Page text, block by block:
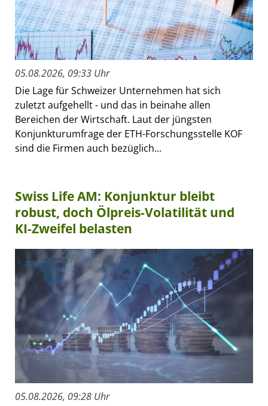
05.08.2026, 09:33 Uhr
Die Lage für Schweizer Unternehmen hat sich
zuletzt aufgehellt - und das in beinahe allen
Bereichen der Wirtschaft. Laut der jüngsten
Konjunkturumfrage der ETH-Forschungsstelle KOF
sind die Firmen auch bezüglich...
Swiss Life AM: Konjunktur bleibt
robust, doch Ölpreis-Volatilität und
KI-Zweifel belasten
05.08.2026, 09:28 Uhr